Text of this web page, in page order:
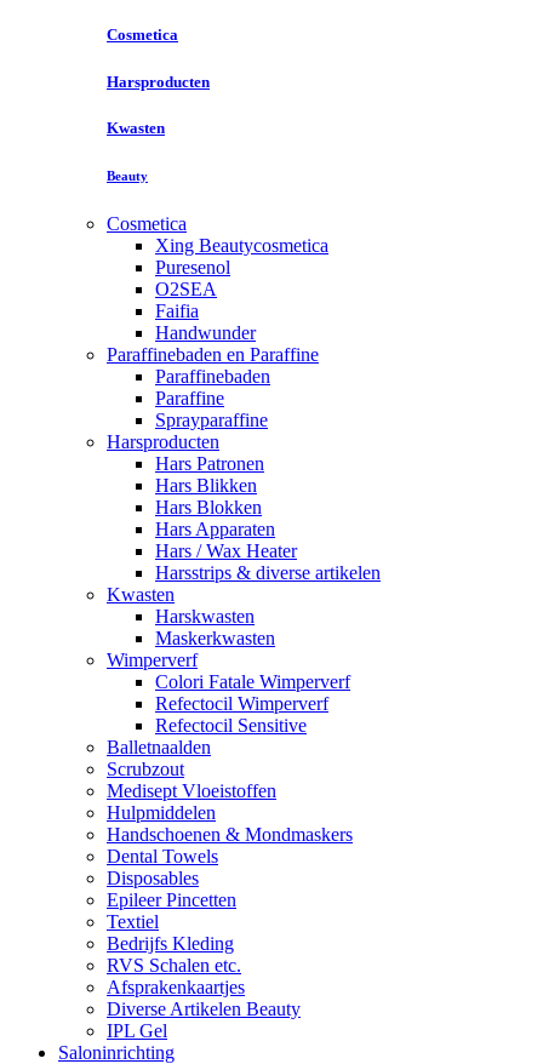
Cosmetica
Harsproducten
Kwasten
Beauty
Cosmetica
Xing Beautycosmetica
Puresenol
O2SEA
Faifia
Handwunder
Paraffinebaden en Paraffine
Paraffinebaden
Paraffine
Sprayparaffine
Harsproducten
Hars Patronen
Hars Blikken
Hars Blokken
Hars Apparaten
Hars / Wax Heater
Harsstrips & diverse artikelen
Kwasten
Harskwasten
Maskerkwasten
Wimperverf
Colori Fatale Wimperverf
Refectocil Wimperverf
Refectocil Sensitive
Balletnaalden
Scrubzout
Medisept Vloeistoffen
Hulpmiddelen
Handschoenen & Mondmaskers
Dental Towels
Disposables
Epileer Pincetten
Textiel
Bedrijfs Kleding
RVS Schalen etc.
Afsprakenkaartjes
Diverse Artikelen Beauty
IPL Gel
Saloninrichting